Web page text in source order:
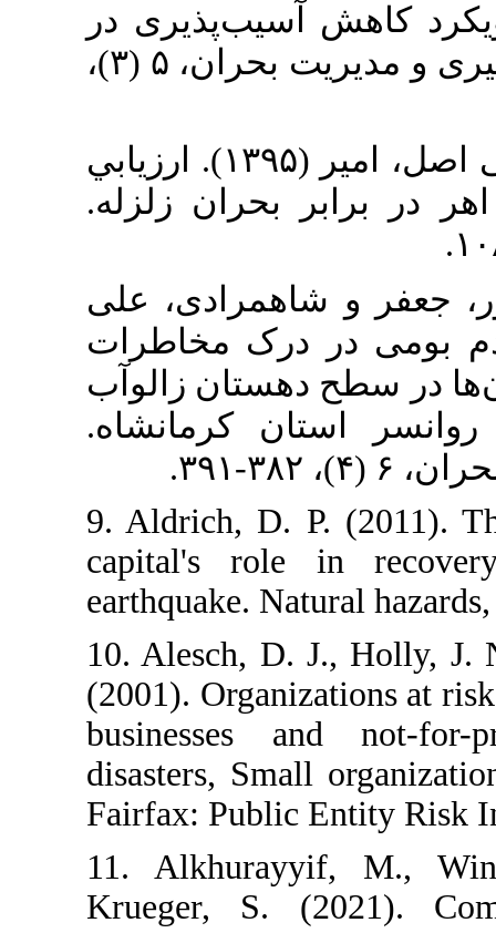
در
مناطق شهری. دانش پیشگیری و مديريت بحران، ۵ (۳)،
۷. سرور، هوشنگ و کاشانی اصل، امیر (۱۳۹۵). ارزيابي
زلزله.
علی
مخاطرات
زالوآب
کرمانشاه.
9. Aldrich, D.
capital's
earthquake.
10. Alesch,
(2001).
businesses
disasters,
Fairfax:
11.
Krueger,